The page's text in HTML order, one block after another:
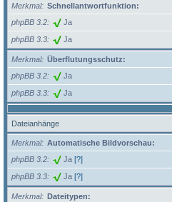
Merkmal
Schnellantwortfunktion:
phpBB 3.2
Ja
phpBB 3.3 Ja
Merkmal
Überflutungsschutz:
phpBB 3.2
Ja
phpBB 3.3 Ja
Dateianhänge
Merkmal
Automatische Bildvorschau:
phpBB 3.2
Ja [?]
phpBB 3.3 Ja [?]
Merkmal
Dateitypen: